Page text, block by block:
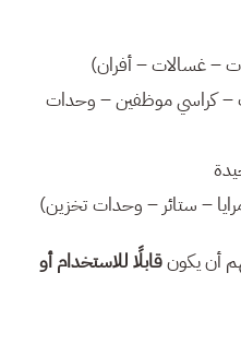
– غسالات – أفران)
– كراسي موظفين – وحدات
– ستائر – وحدات تخزين)
أن يكونقابلًا للاستخدام أو